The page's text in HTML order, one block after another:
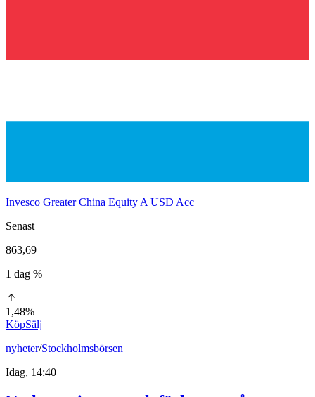
Invesco Greater China Equity A USD Acc
Senast
863,69
1 dag %
1,48%
KöpSälj
nyheter/Stockholmsbörsen
Idag, 14:40